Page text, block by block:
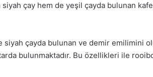
siyah çay hem de yeşil çayda bulunan
siyah çayda bulunan ve demir emilimini
bulunmaktadır. Bu özellikleri ile